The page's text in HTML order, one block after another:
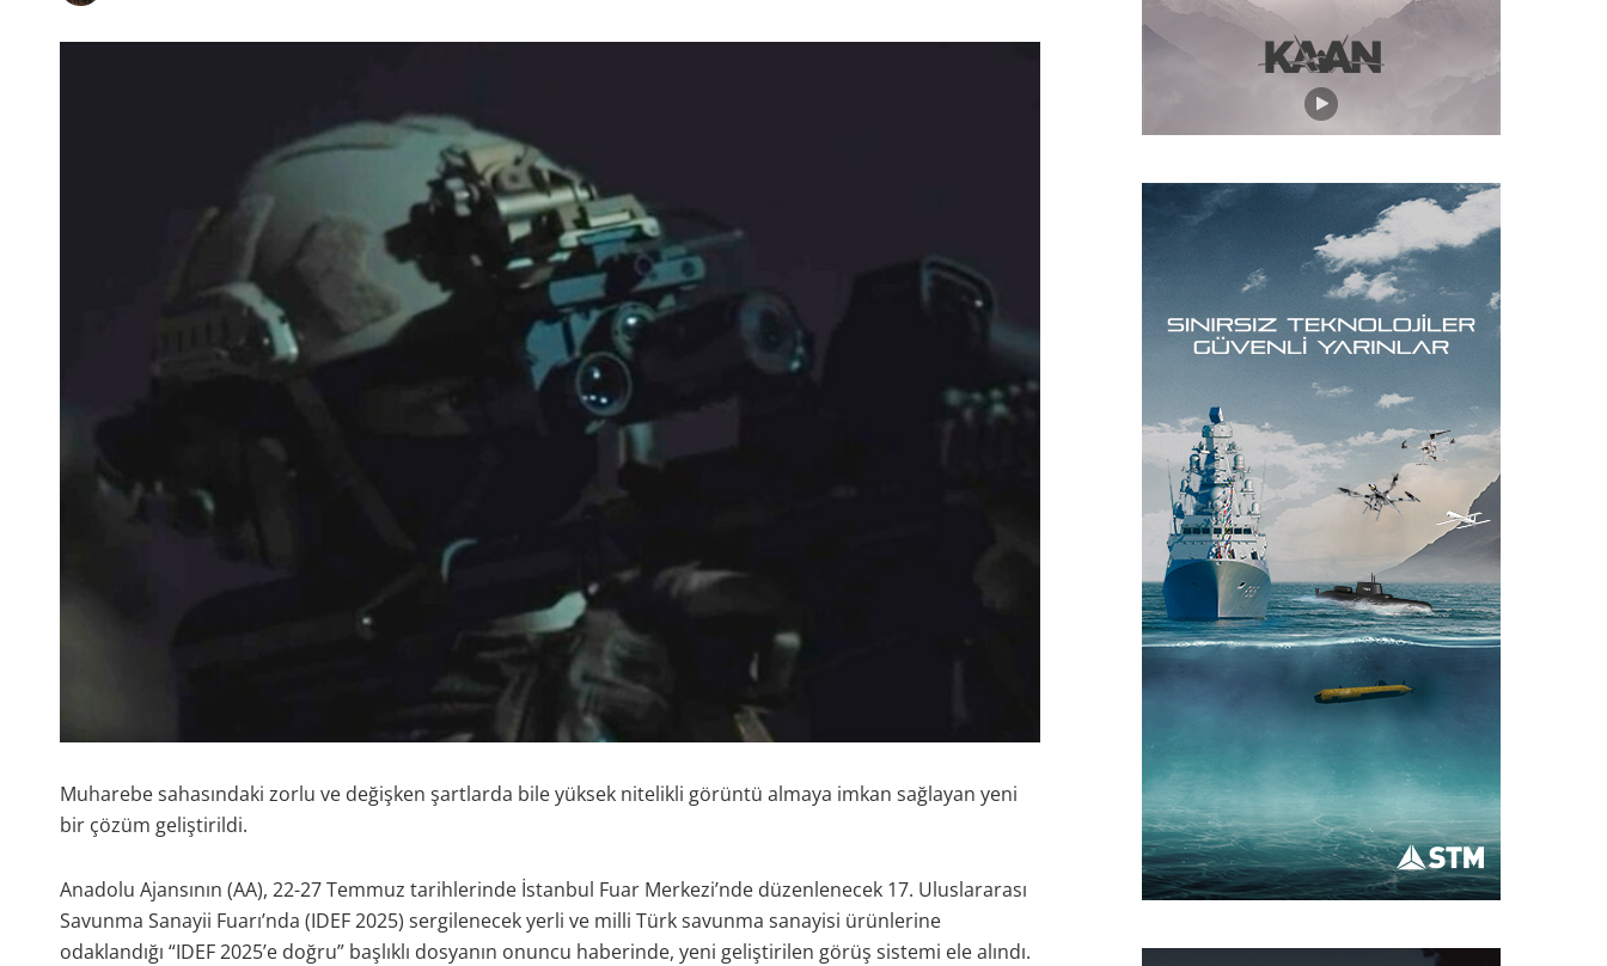
Muharebe sahasındaki zorlu ve değişken şartlarda bile yüksek nitelikli görüntü almaya imkan sağlayan yeni
bir çözüm geliştirildi.
Anadolu Ajansının (AA), 22-27 Temmuz tarihlerinde İstanbul Fuar Merkezi’nde düzenlenecek 17. Uluslararası
Savunma Sanayii Fuarı’nda (IDEF 2025) sergilenecek yerli ve milli Türk savunma sanayisi ürünlerine
odaklandığı “IDEF 2025’e doğru” başlıklı dosyanın onuncu haberinde, yeni geliştirilen görüş sistemi ele alındı.